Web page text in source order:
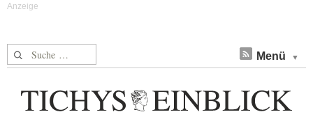
Suche nach: Menü